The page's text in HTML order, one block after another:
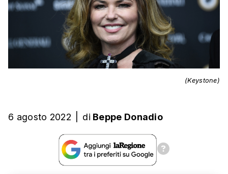
(Keystone)
6 agosto 2022 di Beppe Donadio